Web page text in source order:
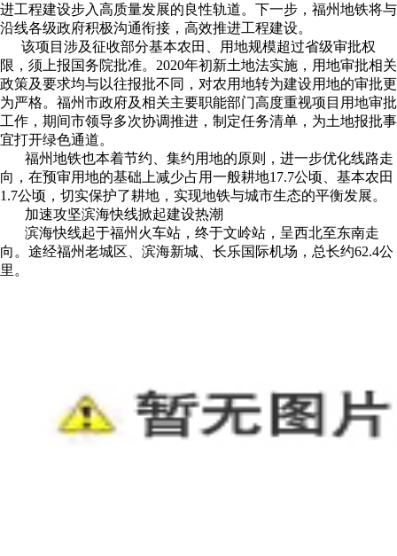
进工程建设步入高质量发展的良性轨道。下一步，福州地铁将与
沿线各级政府积极沟通衔接，高效推进工程建设。
该项目涉及征收部分基本农田、用地规模超过省级审批权
限，须上报国务院批准。2020年初新土地法实施，用地审批相关
政策及要求均与以往报批不同，对农用地转为建设用地的审批更
为严格。福州市政府及相关主要职能部门高度重视项目用地审批
工作，期间市领导多次协调推进，制定任务清单，为土地报批事
宜打开绿色通道。
福州地铁也本着节约、集约用地的原则，进一步优化线路走
向，在预审用地的基础上减少占用一般耕地17.7公顷、基本农田
1.7公顷，切实保护了耕地，实现地铁与城市生态的平衡发展。
加速攻坚滨海快线掀起建设热潮
滨海快线起于福州火车站，终于文岭站，呈西北至东南走
向。途经福州老城区、滨海新城、长乐国际机场，总长约62.4公
里。